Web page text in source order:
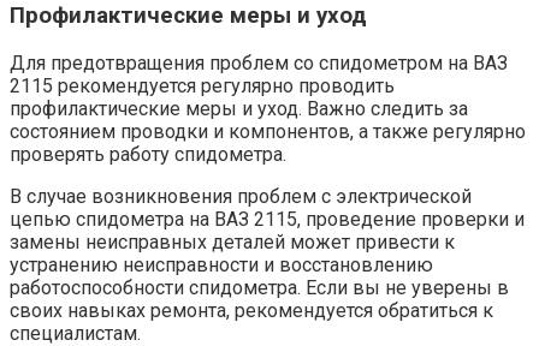
Профилактические меры и уход
Для предотвращения проблем со спидометром на ВАЗ
2115 рекомендуется регулярно проводить
профилактические меры и уход. Важно следить за
состоянием проводки и компонентов, а также регулярно
проверять работу спидометра.
В случае возникновения проблем с электрической
цепью спидометра на ВАЗ 2115, проведение проверки и
замены неисправных деталей может привести к
устранению неисправности и восстановлению
работоспособности спидометра. Если вы не уверены в
своих навыках ремонта, рекомендуется обратиться к
специалистам.